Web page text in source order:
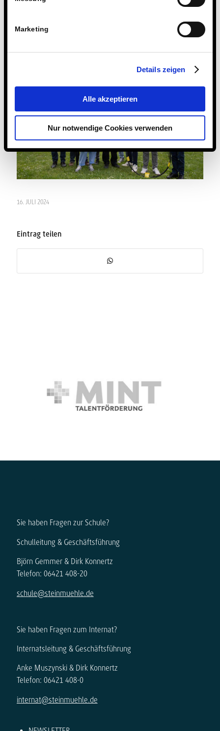
Marketing
Details zeigen
Alle akzeptieren
Nur notwendige Cookies verwenden
16. JULI 2024
Eintrag teilen
Sie haben Fragen zur Schule?
Schulleitung & Geschäftsführung
Björn Gemmer & Dirk Konnertz
Telefon: 06421 408-20
schule@steinmuehle.de
Sie haben Fragen zum Internat?
Internatsleitung & Geschäftsführung
Anke Muszynski & Dirk Konnertz
Telefon: 06421 408-0
internat@steinmuehle.de